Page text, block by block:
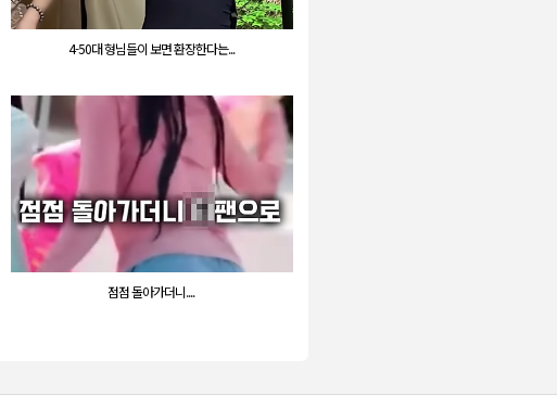
4-50대 형님들이 보면 환장한다는...
점점 돌아가더니....